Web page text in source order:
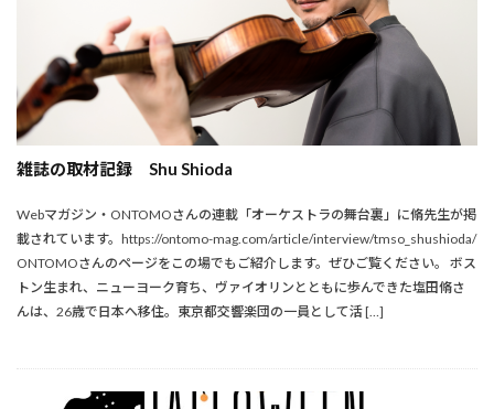
雑誌の取材記録 Shu Shioda
Webマガジン・ONTOMOさんの連載「オーケストラの舞台裏」に脩先生が掲
載されています。https://ontomo-mag.com/article/interview/tmso_shushioda/
ONTOMOさんのページをこの場でもご紹介します。ぜひご覧ください。 ボス
トン生まれ、ニューヨーク育ち、ヴァイオリンとともに歩んできた塩田脩さ
んは、26歳で日本へ移住。東京都交響楽団の一員として活 […]